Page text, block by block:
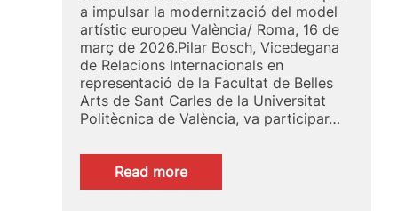
a impulsar la modernització del model
artístic europeu València/ Roma, 16 de
març de 2026.Pilar Bosch, Vicedegana
de Relacions Internacionals en
representació de la Facultat de Belles
Arts de Sant Carles de la Universitat
Politècnica de València, va participar…
Read more:
Pilar